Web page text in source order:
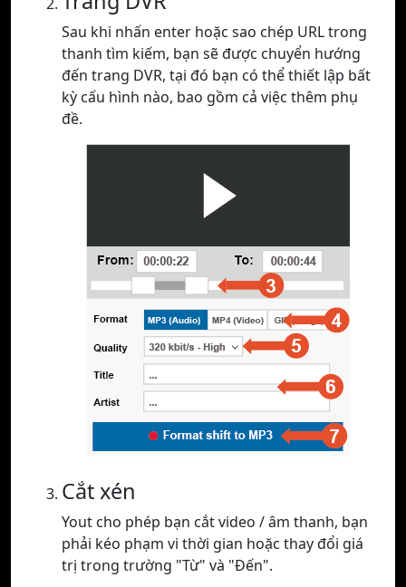
Sau khi nhấn enter hoặc sao chép URL trong
thanh tìm kiếm, bạn sẽ được chuyển hướng
đến trang DVR, tại đó bạn có thể thiết lập bất
kỳ cấu hình nào, bao gồm cả việc thêm phụ
đề.
Cắt xén
Yout cho phép bạn cắt video / âm thanh, bạn
phải kéo phạm vi thời gian hoặc thay đổi giá
trị trong trường "Từ" và "Đến".